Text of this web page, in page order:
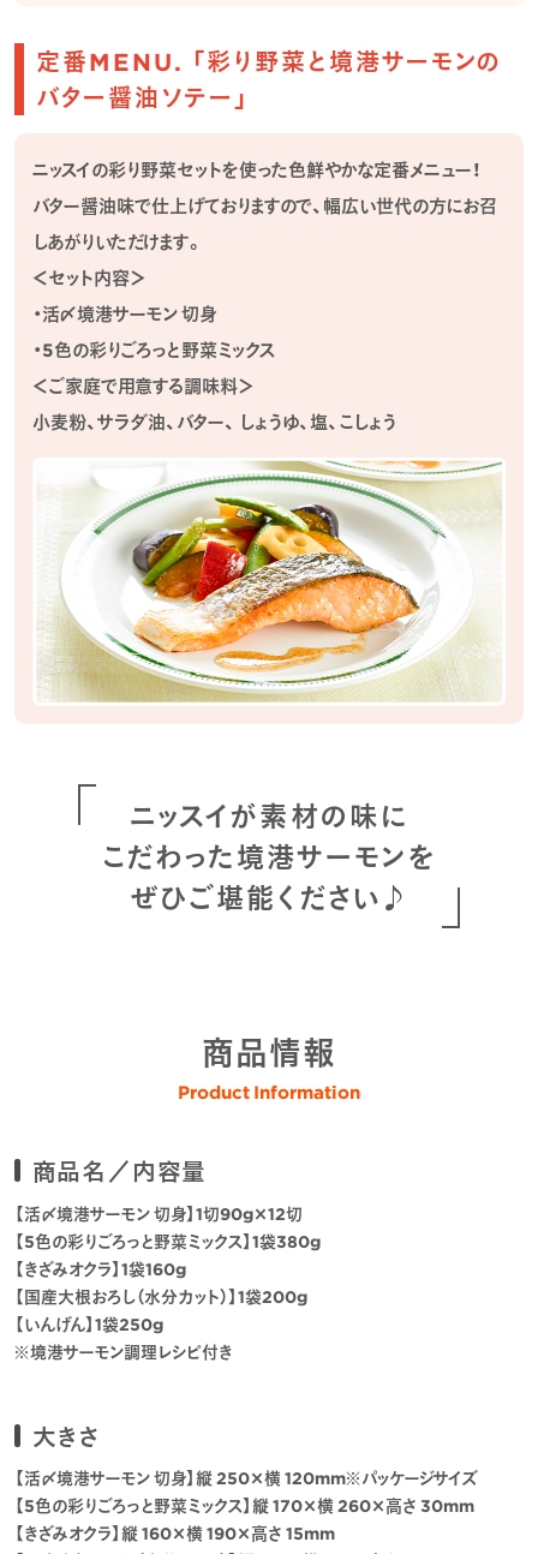
定番MENU. 「彩り野菜と境港サーモンの
バター醤油ソテー」
ニッスイの彩り野菜セットを使った色鮮やかな定番メニュー！
バター醤油味で仕上げておりますので、幅広い世代の方にお召
しあがりいただけます。
＜セット内容＞
・活〆境港サーモン 切身
・5色の彩りごろっと野菜ミックス
＜ご家庭で用意する調味料＞
小麦粉、サラダ油、バター、 しょうゆ、塩、こしょう
ニッスイが素材の味に
こだわった境港サーモンを
ぜひご堪能ください♪
商品情報
Product Information
商品名／内容量
【活〆境港サーモン 切身】1切90g×12切
【5色の彩りごろっと野菜ミックス】1袋380g
【きざみオクラ】1袋160g
【国産大根おろし（水分カット）】1袋200g
【いんげん】1袋250g
※境港サーモン調理レシピ付き
大きさ
【活〆境港サーモン 切身】縦 250×横 120mm※パッケージサイズ
【5色の彩りごろっと野菜ミックス】縦 170×横 260×高さ 30mm
【きざみオクラ】縦 160×横 190×高さ 15mm